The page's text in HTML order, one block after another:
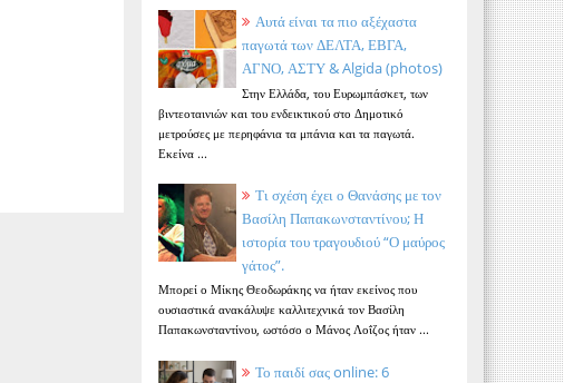
Αυτά είναι τα πιο αξέχαστα
παγωτά των ΔΕΛΤΑ, ΕΒΓΑ,
ΑΓΝΟ, ΑΣΤΥ & Algida (photos)
Στην Ελλάδα, του Ευρωμπάσκετ, των
βιντεοταινιών και του ενδεικτικού στο Δημοτικό
μετρούσες με περηφάνια τα μπάνια και τα παγωτά.
Εκείνα ...
Τι σχέση έχει ο Θανάσης με τον
Βασίλη Παπακωνσταντίνου; Η
ιστορία του τραγουδιού “Ο μαύρος
γάτος”.
Μπορεί ο Μίκης Θεοδωράκης να ήταν εκείνος που
ουσιαστικά ανακάλυψε καλλιτεχνικά τον Βασίλη
Παπακωνσταντίνου, ωστόσο ο Μάνος Λοΐζος ήταν ...
Το παιδί σας online: 6